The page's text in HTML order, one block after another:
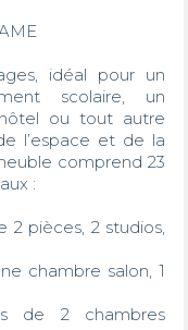
idéal pour un
scolaire, un
ou tout autre
l’espace et de la
comprend 23
:
2 pièces, 2 studios,
chambre salon, 1
de 2 chambres